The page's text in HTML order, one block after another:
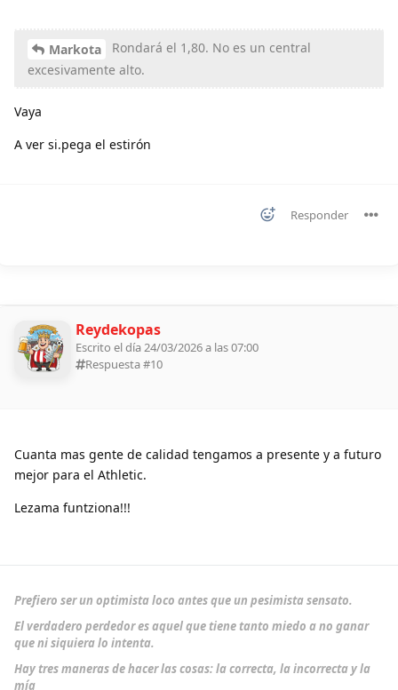
Markota
Rondará el 1,80. No es un central
excesivamente alto.
Vaya
A ver si.pega el estirón
Responder
Reydekopas
Escrito el día 24/03/2026 a las 07:00
Respuesta #10
Cuanta mas gente de calidad tengamos a presente y a futuro
mejor para el Athletic.
Lezama funtziona!!!
Prefiero ser un optimista loco antes que un pesimista sensato.
El verdadero perdedor es aquel que tiene tanto miedo a no ganar
que ni siquiera lo intenta.
Hay tres maneras de hacer las cosas: la correcta, la incorrecta y la
mía